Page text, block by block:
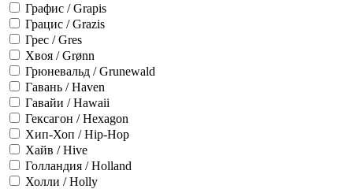
Графис / Grapis
Грацис / Grazis
Грес / Gres
Хвоя / Grønn
Грюневальд / Grunewald
Гавань / Haven
Гавайи / Hawaii
Гексагон / Hexagon
Хип-Хоп / Hip-Hop
Хайв / Hive
Голландия / Holland
Холли / Holly